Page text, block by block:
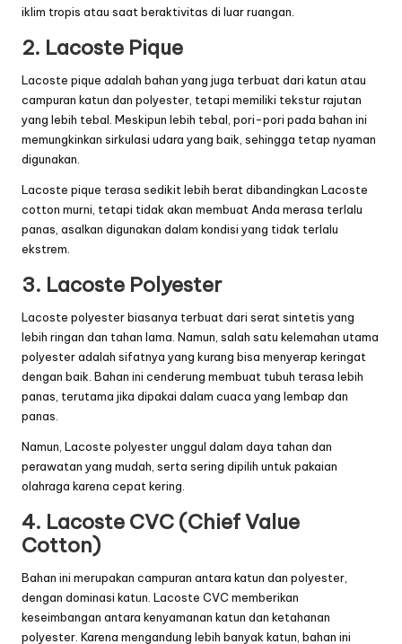
iklim tropis atau saat beraktivitas di luar ruangan.
2. Lacoste Pique
Lacoste pique adalah bahan yang juga terbuat dari katun atau
campuran katun dan polyester, tetapi memiliki tekstur rajutan
yang lebih tebal. Meskipun lebih tebal, pori-pori pada bahan ini
memungkinkan sirkulasi udara yang baik, sehingga tetap nyaman
digunakan.
Lacoste pique terasa sedikit lebih berat dibandingkan Lacoste
cotton murni, tetapi tidak akan membuat Anda merasa terlalu
panas, asalkan digunakan dalam kondisi yang tidak terlalu
ekstrem.
3. Lacoste Polyester
Lacoste polyester biasanya terbuat dari serat sintetis yang
lebih ringan dan tahan lama. Namun, salah satu kelemahan utama
polyester adalah sifatnya yang kurang bisa menyerap keringat
dengan baik. Bahan ini cenderung membuat tubuh terasa lebih
panas, terutama jika dipakai dalam cuaca yang lembap dan
panas.
Namun, Lacoste polyester unggul dalam daya tahan dan
perawatan yang mudah, serta sering dipilih untuk pakaian
olahraga karena cepat kering.
4. Lacoste CVC (Chief Value
Cotton)
Bahan ini merupakan campuran antara katun dan polyester,
dengan dominasi katun. Lacoste CVC memberikan
keseimbangan antara kenyamanan katun dan ketahanan
polyester. Karena mengandung lebih banyak katun, bahan ini